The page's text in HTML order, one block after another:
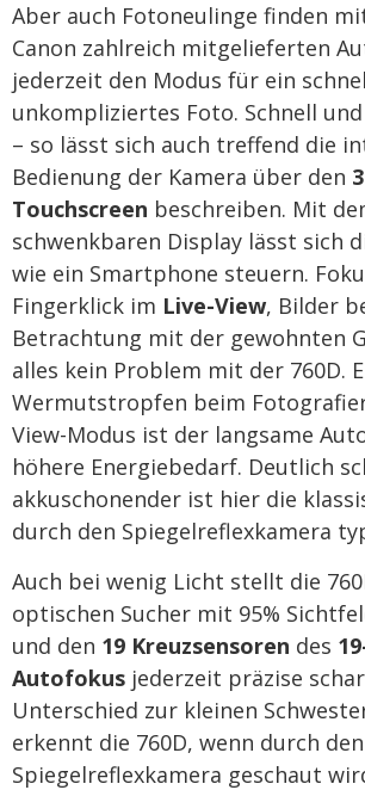
Aber auch Fotoneulinge finden
Canon zahlreich mitgelieferten
jederzeit den Modus für ein
unkompliziertes Foto. Schnell
– so lässt sich auch treffend die
Bedienung der Kamera über den
Touchscreen beschreiben. Mit
schwenkbaren Display lässt sich
wie ein Smartphone steuern.
Fingerklick im Live-View, Bilder
Betrachtung mit der gewohnten
alles kein Problem mit der 760D.
Wermutstropfen beim
View-Modus ist der langsame
höhere Energiebedarf. Deutlich
akkuschonender ist hier die
durch den Spiegelreflexkamera
Auch bei wenig Licht stellt die
optischen Sucher mit 95%
und den 19 Kreuzsensoren des
Autofokus jederzeit präzise
Unterschied zur kleinen
erkennt die 760D, wenn durch
Spiegelreflexkamera geschaut